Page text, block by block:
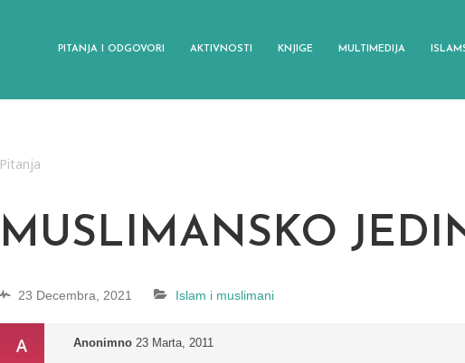
PITANJA I ODGOVORI AKTIVNOSTI KNJIGE MULTIMEDIJA
Pitanja
MUSLIMANSKO
23 Decembra, 2021 Islam i muslimani
Anonimno 23 Marta, 2011